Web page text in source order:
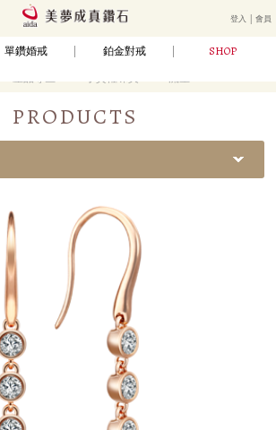
登入 │會員
單鑽婚戒 鉑金對戒 SHOP
PRODUCTS